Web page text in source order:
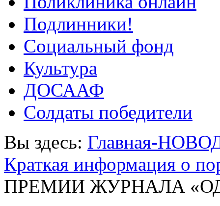
Подлинники!
Социальный фонд
Культура
ДОСААФ
Солдаты победители
Вы здесь: Главная-
Краткая информация о
ПРЕМИИ ЖУРНАЛА